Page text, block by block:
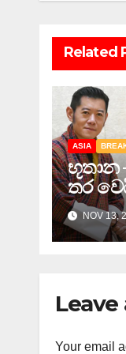
Related
ASIA
භූතාන
තර
NOV 13,
Leave
Your email